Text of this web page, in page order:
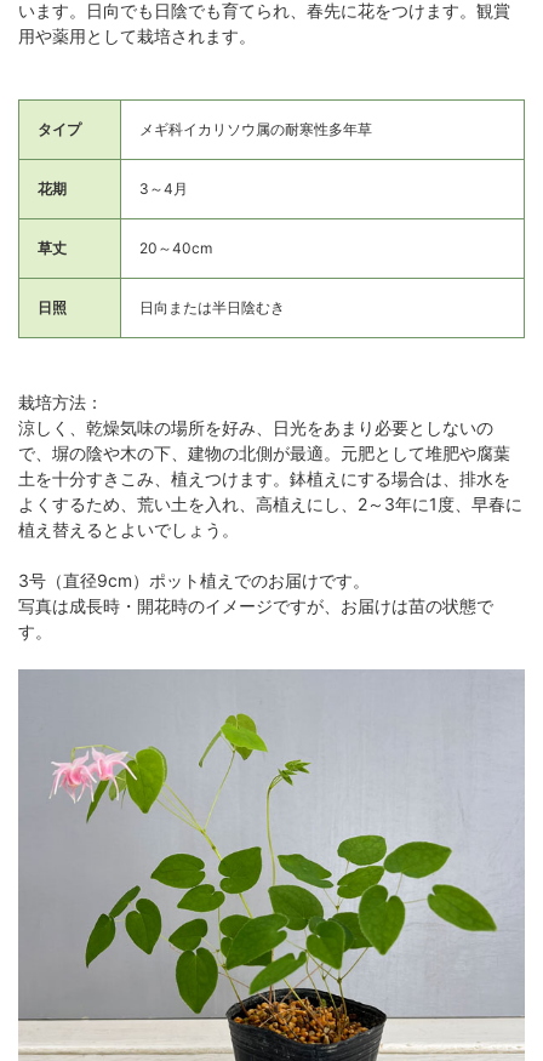
います。日向でも日陰でも育てられ、春先に花をつけます。観賞
用や薬用として栽培されます。
タイプ メギ科イカリソウ属の耐寒性多年草
花期 3～4月
草丈 20～40cm
日照 日向または半日陰むき
栽培方法：
涼しく、乾燥気味の場所を好み、日光をあまり必要としないの
で、塀の陰や木の下、建物の北側が最適。元肥として堆肥や腐葉
土を十分すきこみ、植えつけます。鉢植えにする場合は、排水を
よくするため、荒い土を入れ、高植えにし、2～3年に1度、早春に
植え替えるとよいでしょう。
3号（直径9cm）ポット植えでのお届けです。
写真は成長時・開花時のイメージですが、お届けは苗の状態で
す。